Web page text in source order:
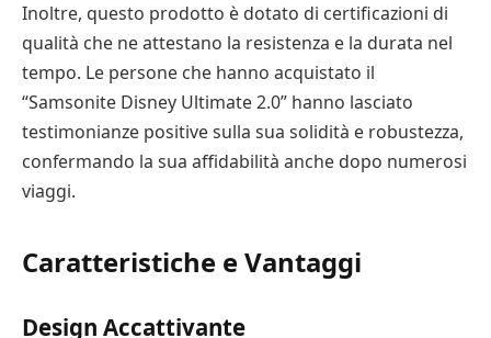
Inoltre, questo prodotto è dotato di certificazioni di
qualità che ne attestano la resistenza e la durata nel
tempo. Le persone che hanno acquistato il
“Samsonite Disney Ultimate 2.0” hanno lasciato
testimonianze positive sulla sua solidità e robustezza,
confermando la sua affidabilità anche dopo numerosi
viaggi.
Caratteristiche e Vantaggi
Design Accattivante